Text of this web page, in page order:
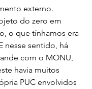
externo.
do zero em
o que tínhamos era
nesse sentido, há
com o MONU,
havia muitos
PUC envolvidos